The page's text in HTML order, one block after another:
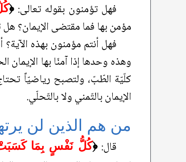
فهل تؤمنون بقوله تعالى:﴿
مؤمن بها فما مقتضى الإيمان؟ هل
فهل أنتم مؤمنون بهذه
وهذه وحدها إذا آمنّا بها
كلّيّة الطّبّ، ولتصبح رياضيّاً
الإيمان بالتّمني ولا بالتّحلّي.
من هم الذين لن
قال:﴿كُلُّ نَفْسٍ بِمَا